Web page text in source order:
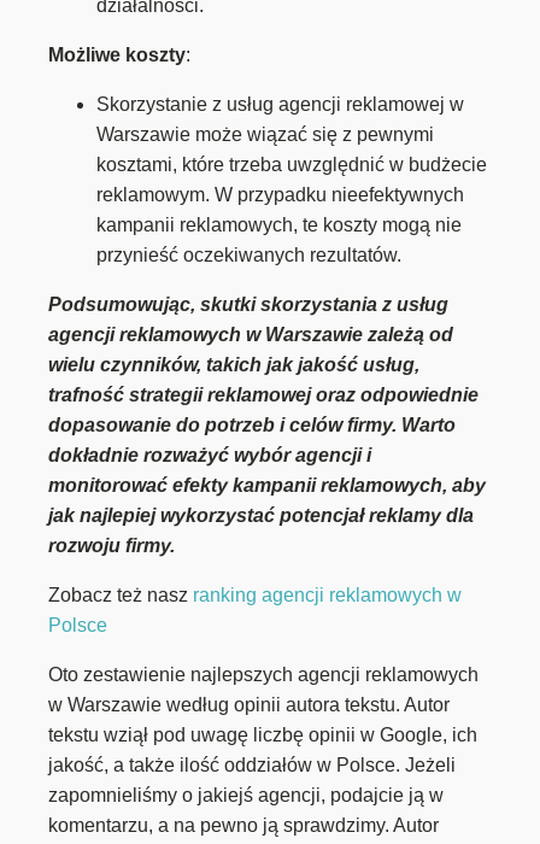
działalności.
Możliwe koszty:
Skorzystanie z usług agencji reklamowej w
Warszawie może wiązać się z pewnymi
kosztami, które trzeba uwzględnić w budżecie
reklamowym. W przypadku nieefektywnych
kampanii reklamowych, te koszty mogą nie
przynieść oczekiwanych rezultatów.
Podsumowując, skutki skorzystania z usług
agencji reklamowych w Warszawie zależą od
wielu czynników, takich jak jakość usług,
trafność strategii reklamowej oraz odpowiednie
dopasowanie do potrzeb i celów firmy. Warto
dokładnie rozważyć wybór agencji i
monitorować efekty kampanii reklamowych, aby
jak najlepiej wykorzystać potencjał reklamy dla
rozwoju firmy.
Zobacz też nasz ranking agencji reklamowych w
Polsce
Oto zestawienie najlepszych agencji reklamowych
w Warszawie według opinii autora tekstu. Autor
tekstu wziął pod uwagę liczbę opinii w Google, ich
jakość, a także ilość oddziałów w Polsce. Jeżeli
zapomnieliśmy o jakiejś agencji, podajcie ją w
komentarzu, a na pewno ją sprawdzimy. Autor